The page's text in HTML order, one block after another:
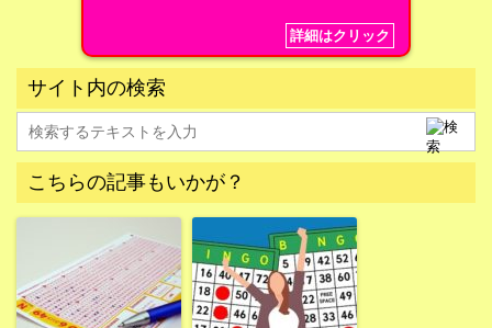
詳細はクリック
サイト内の検索
こちらの記事もいかが？